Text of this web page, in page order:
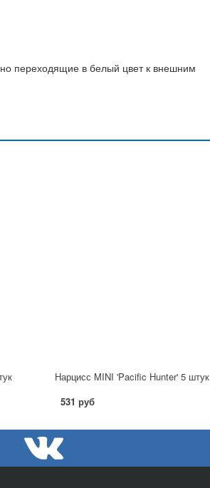
переходящие в белый цвет к внешним
Нарцисс MINI 'Pacific Hunter' 5 штук
531 руб